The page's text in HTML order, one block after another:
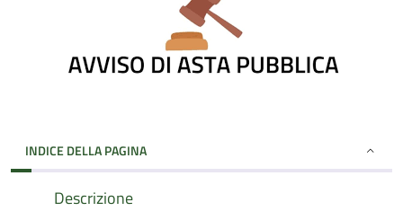
INDICE DELLA PAGINA
Descrizione